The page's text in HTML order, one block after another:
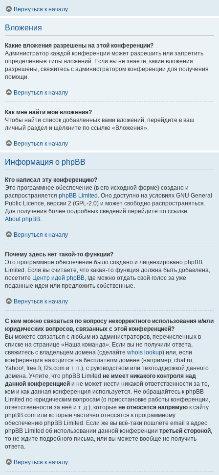
Вернуться к началу
Вложения
Какие вложения разрешены на этой конференции?
Администратор каждой конференции может разрешить или запретить
определённые типы вложений. Если вы не знаете, какие вложения
разрешены, свяжитесь с администратором конференции для получения
помощи.
Вернуться к началу
Как мне найти мои вложения?
Чтобы найти список добавленных вами вложений, перейдите в ваш
личный раздел и щёлкните по ссылке «Вложения».
Вернуться к началу
Информация о phpBB
Кто написал эту конференцию?
Это программное обеспечение (в его исходной форме) создано и
распространяется phpBB Limited . Оно доступно на условиях GNU General
Public Licence, версии 2 (GPL-2.0) и может свободно распространяться.
Для получения более подробных сведений перейдите по ссылке
About phpBB.
Вернуться к началу
Почему здесь нет такой-то функции?
Это программное обеспечение было создано и лицензировано phpBB
Limited. Если вы считаете, что какая-то функция должна быть добавлена,
посетите Центр идей phpBB, где можно отдать свой голос за уже
поданные идеи или предложить собственные.
Вернуться к началу
С кем можно связаться по вопросу некорректного использования и/или
юридических вопросов, связанных с этой конференцией?
Вы можете связаться с любым из администраторов, перечисленных в
списке на странице «Наша команда». Если вы не получили ответа,
свяжитесь с владельцем домена (сделайте whois lookup) или, если
конференция находится на бесплатном домене (например, chat.ru,
Yahoo!, free.fr, f2s.com и т. п.), с руководством или техподдержкой данного
домена. Учтите, что phpBB Limited не имеет никакого контроля над
данной конференцией и не может нести никакой ответственности за то,
кем и как данная конференция используется. Не обращайтесь к phpBB
Limited по юридическим вопросам (о приостановке работы конференции,
ответственности за неё и т. д.), которые не относятся напрямую к сайту
phpBB.com или которые частично относятся к программному
обеспечению phpBB Limited. Если же вы всё-таки пошлёте email в адрес
phpBB Limited об использовании данной конференции третьей стороной,
то не ждите подробного письма, или вы можете вообще не получить
ответа.
Вернуться к началу